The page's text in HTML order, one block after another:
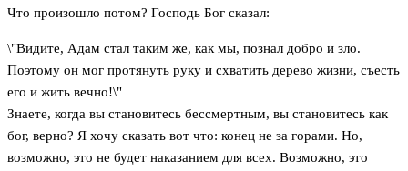
Что произошло потом? Господь Бог сказал:
\"Видите, Адам стал таким же, как мы, познал добро и зло.
Поэтому он мог протянуть руку и схватить дерево жизни, съесть
его и жить вечно!\"
Знаете, когда вы становитесь бессмертным, вы становитесь как
бог, верно? Я хочу сказать вот что: конец не за горами. Но,
возможно, это не будет наказанием для всех. Возможно, это